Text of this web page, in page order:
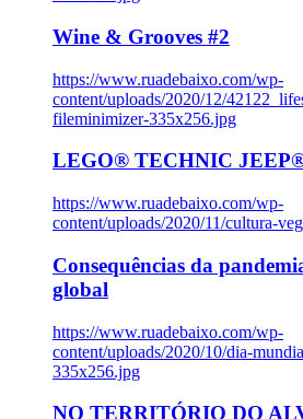
Wine & Grooves #2
https://www.ruadebaixo.com/wp-
content/uploads/2020/12/
fileminimizer-335x256.jpg
LEGO® TECHNIC
https://www.ruadebaixo.com/wp-
content/uploads/2020/11/cultura-
Consequências da
global
https://www.ruadebaixo.com/wp-
content/uploads/2020/10/dia-
335x256.jpg
NO TERRITÓRIO DO